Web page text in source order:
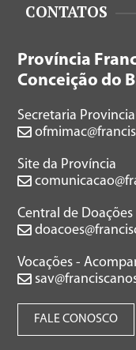
CONTATOS
Província
Conceição do
Secretaria Provincial
Site da Província
Central de Doações
Vocações -
FALE CONOSCO